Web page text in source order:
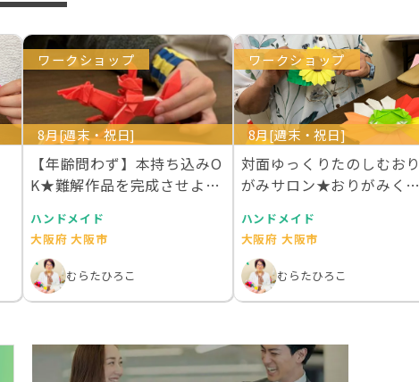
ワークショップ
8月[週末・祝日]
【年齢問わず】本持ち込みO
K★難解作品を完成させよう
ハンドメイド
大阪府 大阪市
むらたひろこ
ワークショップ
8月[週末・祝日]
対面ゆっくりたのしむおり
がみサロン★おりがみくら
ハンドメイド
大阪府 大阪市
むらたひろこ